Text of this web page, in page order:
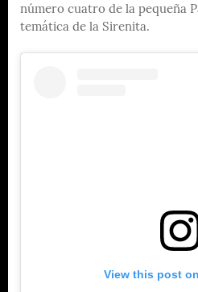
número cuatro de la pequeña
temática de la Sirenita.
View this post